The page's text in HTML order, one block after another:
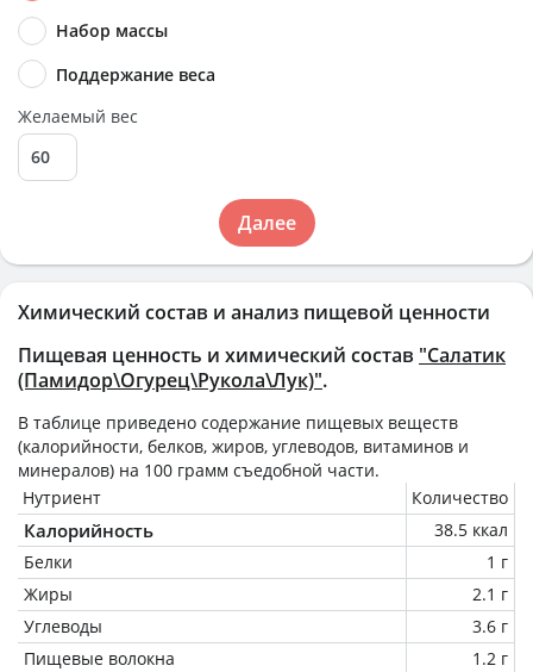
Химический состав и анализ пищевой ценности
Пищевая ценность и химический состав "Салатик
(Памидор\Огурец\Рукола\Лук)".
В таблице приведено содержание пищевых веществ
(калорийности, белков, жиров, углеводов, витаминов и
минералов) на 100 грамм съедобной части.
Нутриент
Количество
Калорийность
38.5 ккал
Белки
1 г
Жиры
2.1 г
Углеводы
3.6 г
Пищевые волокна
1.2 г
Набор массы
Поддержание веса
Желаемый вес
Далее